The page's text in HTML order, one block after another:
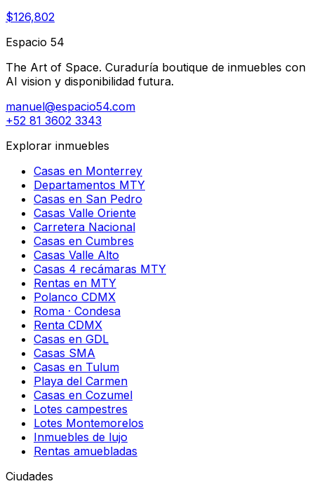
$126,802
Espacio 54
The Art of Space. Curaduría boutique de inmuebles con
AI vision y disponibilidad futura.
manuel@espacio54.com
+52 81 3602 3343
Explorar inmuebles
Casas en Monterrey
Departamentos MTY
Casas en San Pedro
Casas Valle Oriente
Carretera Nacional
Casas en Cumbres
Casas Valle Alto
Casas 4 recámaras MTY
Rentas en MTY
Polanco CDMX
Roma · Condesa
Renta CDMX
Casas en GDL
Casas SMA
Casas en Tulum
Playa del Carmen
Casas en Cozumel
Lotes campestres
Lotes Montemorelos
Inmuebles de lujo
Rentas amuebladas
Ciudades